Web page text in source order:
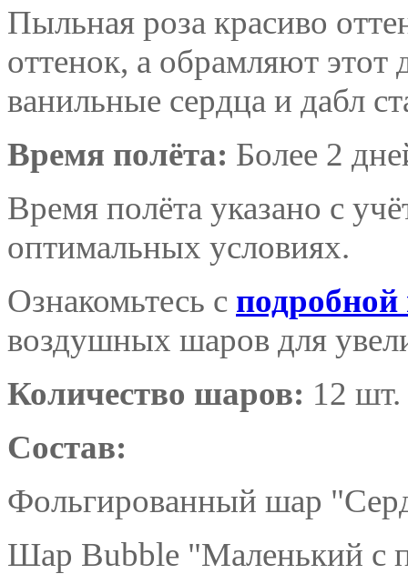
Пыльная роза красиво
оттенок, а обрамляют этот
ванильные сердца и дабл
Время полёта: Более 2
Время полёта указано с
оптимальных условиях.
Ознакомьтесь с
воздушных шаров для
Количество шаров: 12 шт.
Состав:
Фольгированный шар
Шар Bubble "Маленький с